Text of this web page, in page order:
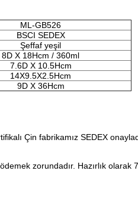
ML-GB526
BSCI SEDEX
Şeffaf yeşil
8D X 18Hcm / 360ml
7.6D X 10.5Hcm
14X9.5X2.5Hcm
9D X 36Hcm
Çin fabrikamız SEDEX
zorundadır. Hazırlık olarak